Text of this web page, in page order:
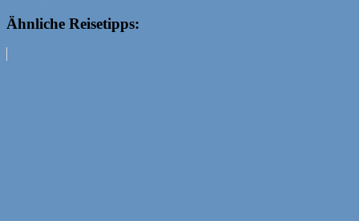
Ähnliche Reisetipps: